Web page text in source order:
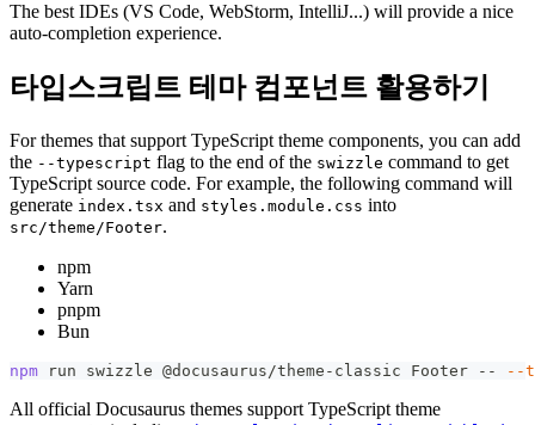
The best IDEs (VS Code, WebStorm, IntelliJ...) will provide a nice
auto-completion experience.
타입스크립트 테마 컴포넌트 활용하기
For themes that support TypeScript theme components, you can add
the --typescript flag to the end of the swizzle command to get
TypeScript source code. For example, the following command will
generate index.tsx and styles.module.css into
src/theme/Footer.
npm
Yarn
pnpm
Bun
npm run swizzle @docusaurus/theme-classic Footer -- --
All official Docusaurus themes support TypeScript theme